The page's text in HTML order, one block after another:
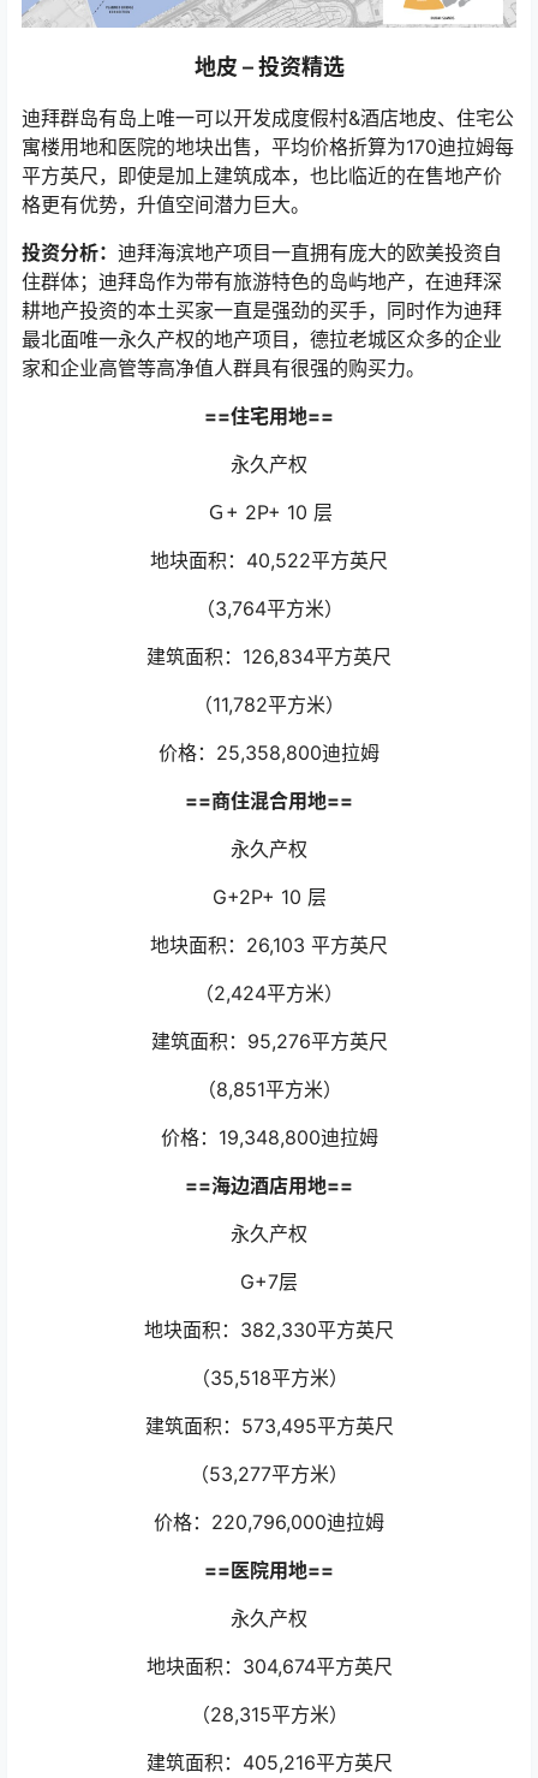
地皮 – 投资精选
迪拜群岛有岛上唯一可以开发成度假村&酒店地皮、住宅公
寓楼用地和医院的地块出售，平均价格折算为170迪拉姆每
平方英尺，即使是加上建筑成本，也比临近的在售地产价
格更有优势，升值空间潜力巨大。
投资分析： 迪拜海滨地产项目一直拥有庞大的欧美投资自
住群体；迪拜岛作为带有旅游特色的岛屿地产，在迪拜深
耕地产投资的本土买家一直是强劲的买手，同时作为迪拜
最北面唯一永久产权的地产项目，德拉老城区众多的企业
家和企业高管等高净值人群具有很强的购买力。
==住宅用地==
永久产权
Ｇ+ 2P+ 10 层
地块面积：40,522平方英尺
（3,764平方米）
建筑面积：126,834平方英尺
（11,782平方米）
价格：25,358,800迪拉姆
==商住混合用地==
永久产权
G+2P+ 10 层
地块面积：26,103 平方英尺
（2,424平方米）
建筑面积：95,276平方英尺
（8,851平方米）
价格：19,348,800迪拉姆
==海边酒店用地==
永久产权
G+7层
地块面积：382,330平方英尺
（35,518平方米）
建筑面积：573,495平方英尺
（53,277平方米）
价格：220,796,000迪拉姆
==医院用地==
永久产权
地块面积：304,674平方英尺
（28,315平方米）
建筑面积：405,216平方英尺